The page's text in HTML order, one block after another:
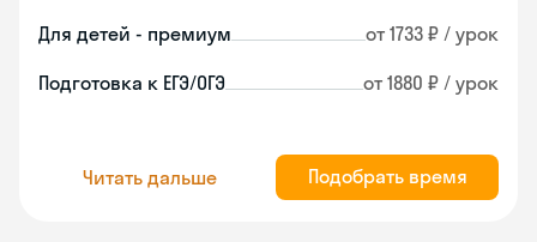
Для детей - премиум от 1733 ₽ / урок
Подготовка к ЕГЭ/ОГЭ от 1880 ₽ / урок
Читать дальше Подобрать время